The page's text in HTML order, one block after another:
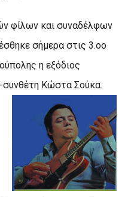
φίλων και συναδέλφων
σήμερα στις 3.οο
η εξόδιος
συνθέτη Κώστα Σούκα.